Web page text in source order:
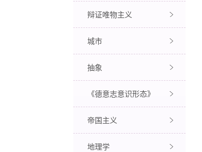
辩证唯物主义
城市
抽象
《德意志意识形态》
帝国主义
地理学